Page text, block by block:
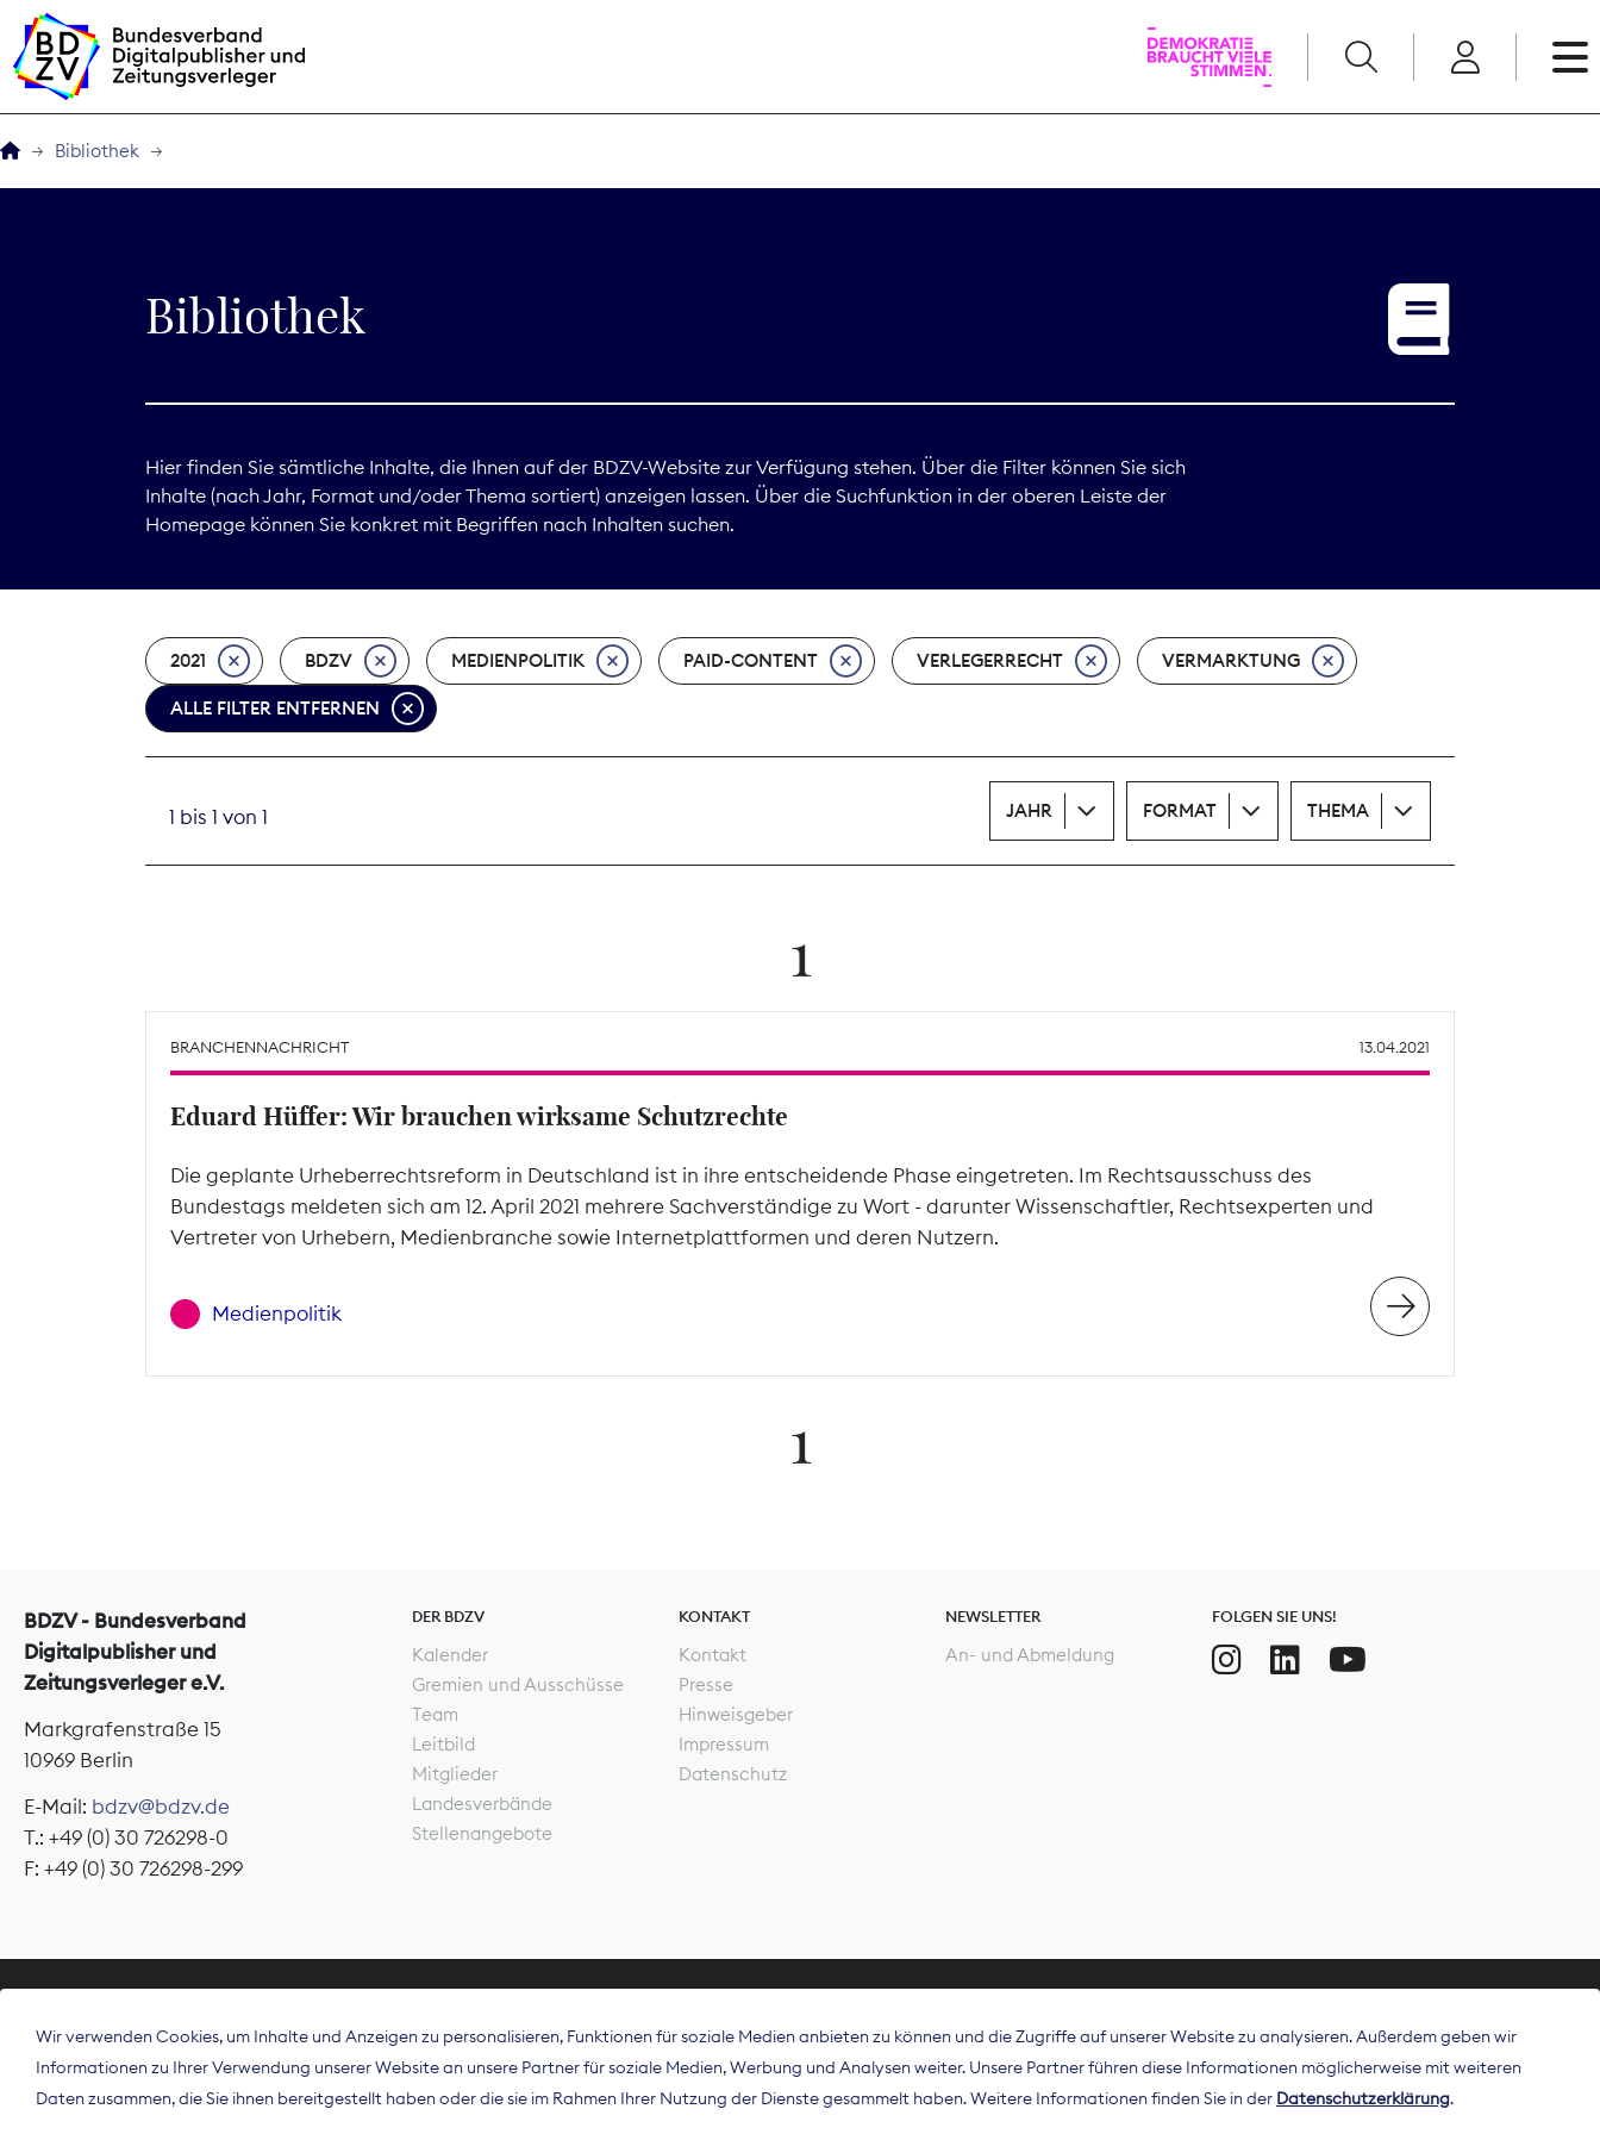
BDZVplus GmbH
Service
Print
Bibliothek
Bibliothek
Hier finden Sie sämtliche Inhalte, die Ihnen auf der BDZV-Website zur Verfügung stehen. Über die Filter können Sie sich
Inhalte (nach Jahr, Format und/oder Thema sortiert) anzeigen lassen. Über die Suchfunktion in der oberen Leiste der
Homepage können Sie konkret mit Begriffen nach Inhalten suchen.
2021 BDZV MEDIENPOLITIK PAID-CONTENT VERLEGERRECHT VERMARKTUNG
ALLE FILTER ENTFERNEN
1 bis 1 von 1 JAHR FORMAT THEMA
1
BRANCHENNACHRICHT 13.04.2021
Eduard Hüffer: Wir brauchen wirksame Schutzrechte
Die geplante Urheberrechtsreform in Deutschland ist in ihre entscheidende Phase eingetreten. Im Rechtsausschuss des
Bundestags meldeten sich am 12. April 2021 mehrere Sachverständige zu Wort - darunter Wissenschaftler, Rechtsexperten und
Vertreter von Urhebern, Medienbranche sowie Internetplattformen und deren Nutzern.
Medienpolitik
1
BDZV - Bundesverband
Digitalpublisher und
Zeitungsverleger e.V.
Markgrafenstraße 15
10969 Berlin
E-Mail: bdzv@bdzv.de
T.: +49 (0) 30 726298-0
F: +49 (0) 30 726298-299
DER BDZV
Kalender
Gremien und Ausschüsse
Team
Leitbild
Mitglieder
Landesverbände
Stellenangebote
KONTAKT
Kontakt
Presse
Hinweisgeber
Impressum
Datenschutz
NEWSLETTER
An- und Abmeldung
FOLGEN SIE UNS!
Der Bundesverband Digitalpublisher und Zeitungsverleger (BDZV) vertritt als
Spitzenorganisation die Interessen der Zeitungsverlage und digitalen Publisher in
Deutschland und auf EU-Ebene.
Wir verwenden Cookies, um Inhalte und Anzeigen zu personalisieren, Funktionen für soziale Medien anbieten zu können und die Zugriffe auf unserer Website zu analysieren. Außerdem geben wir
Informationen zu Ihrer Verwendung unserer Website an unsere Partner für soziale Medien, Werbung und Analysen weiter. Unsere Partner führen diese Informationen möglicherweise mit weiteren
Daten zusammen, die Sie ihnen bereitgestellt haben oder die sie im Rahmen Ihrer Nutzung der Dienste gesammelt haben. Weitere Informationen finden Sie in der Datenschutzerklärung.